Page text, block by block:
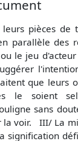
leurs pièces de
parallèle des
le jeu
que leurs
le soient
sans
la voir. III/ La
signification